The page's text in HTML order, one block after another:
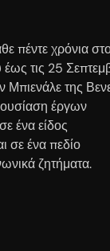
πέντε χρόνια
τις 25
Μπιενάλε της
έργων
ένα είδος
σε ένα πεδίο
ζητήματα.